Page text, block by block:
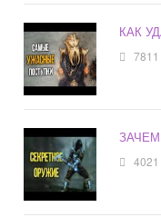
КАК
7811
4021